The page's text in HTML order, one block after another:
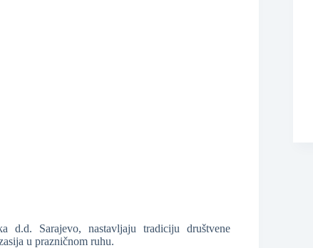
Sarajevo, nastavljaju tradiciju društvene
u prazničnom ruhu.